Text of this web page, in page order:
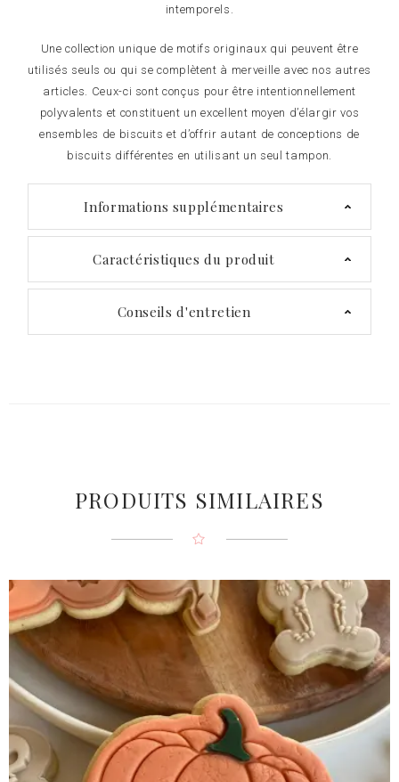
intemporels.
Une collection unique de motifs originaux qui peuvent être
utilisés seuls ou qui se complètent à merveille avec nos autres
articles. Ceux-ci sont conçus pour être intentionnellement
polyvalents et constituent un excellent moyen d’élargir vos
ensembles de biscuits et d’offrir autant de conceptions de
biscuits différentes en utilisant un seul tampon.
Informations supplémentaires
Caractéristiques du produit
Conseils d'entretien
PRODUITS SIMILAIRES